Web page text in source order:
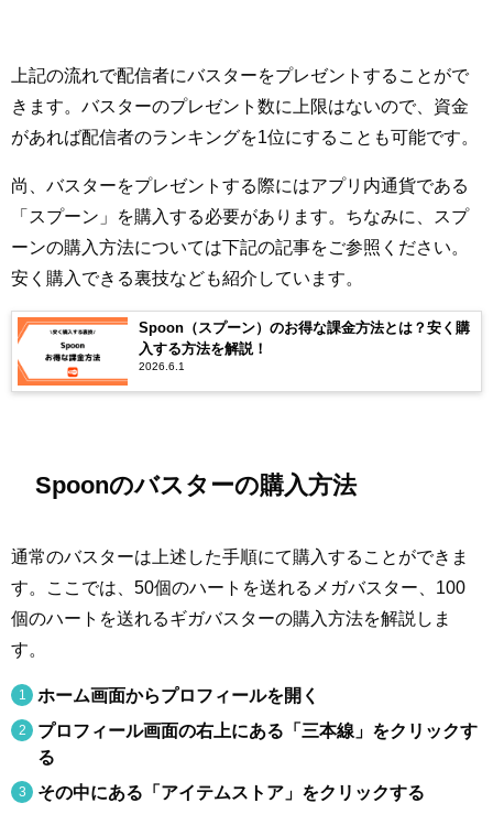
上記の流れで配信者にバスターをプレゼントすることがで
きます。バスターのプレゼント数に上限はないので、資金
があれば配信者のランキングを1位にすることも可能です。
尚、バスターをプレゼントする際にはアプリ内通貨である
「スプーン」を購入する必要があります。ちなみに、スプ
ーンの購入方法については下記の記事をご参照ください。
安く購入できる裏技なども紹介しています。
Spoon（スプーン）のお得な課金方法とは？安く購
入する方法を解説！
2026.6.1
Spoonのバスターの購入方法
通常のバスターは上述した手順にて購入することができま
す。ここでは、50個のハートを送れるメガバスター、100
個のハートを送れるギガバスターの購入方法を解説しま
す。
ホーム画面からプロフィールを開く
プロフィール画面の右上にある「三本線」をクリックす
る
その中にある「アイテムストア」をクリックする